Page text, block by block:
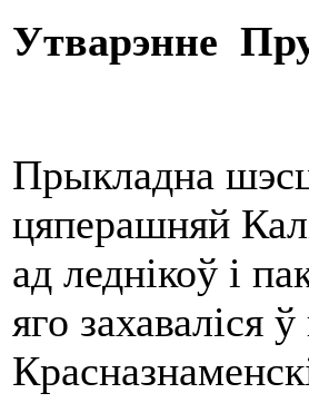
Утварэнне
Прыкладна
цяперашняй
ад леднікоў і
яго захаваліся